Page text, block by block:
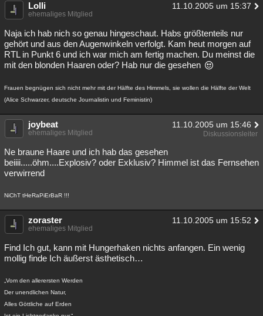
Lolli 11.10.2005 um 15:37
ehemaliges Mitglied
Naja ich hab nich so genau hingeschaut. Habs größtenteils nur
gehört und aus den Augenwinkeln verfolgt. Kam heut morgen auf
RTL in Punkt 6 und ich war mich am fertig machen. Du meinst die
mit den blonden Haaren oder? Hab nur die gesehen
Frauen begnügen sich nicht mehr mit der Hälfte des Himmels, sie wollen die Hälfte der Welt
(Alice Schwarzer, deutsche Journalistin und Feministin)
joybeat 11.10.2005 um 15:46
ehemaliges Mitglied Diskussionsleiter
Ne braune Haare und ich hab das gesehen
beiiii.....öhm....Explosiv? oder Exklusiv? Himmel ist das Fernsehen
verwirrend
NiChT tHeRaPiErBaR !!!
zoraster 11.10.2005 um 15:52
ehemaliges Mitglied
Find Ich gut, kann mit Hungerhaken nichts anfangen. Ein wenig
mollig finde Ich äußerst ästhetisch…
„Vom den allerersten Werden
Der unendlichen Natur,
Alles Göttliche auf Erden